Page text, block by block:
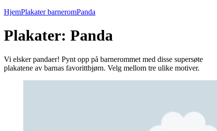
HjemPlakater barneromPanda
Plakater: Panda
Vi elsker pandaer! Pynt opp på barnerommet med disse supersøte
plakatene av barnas favorittbjørn. Velg mellom tre ulike motiver.